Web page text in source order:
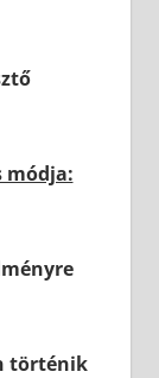
módja:
történik